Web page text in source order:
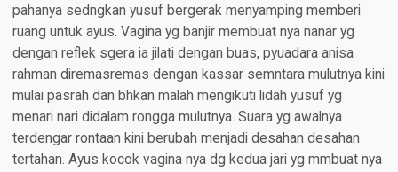
pahanya sedngkan yusuf bergerak menyamping memberi
ruang untuk ayus. Vagina yg banjir membuat nya nanar yg
dengan reflek sgera ia jilati dengan buas, pyuadara anisa
rahman diremasremas dengan kassar semntara mulutnya kini
mulai pasrah dan bhkan malah mengikuti lidah yusuf yg
menari nari didalam rongga mulutnya. Suara yg awalnya
terdengar rontaan kini berubah menjadi desahan desahan
tertahan. Ayus kocok vagina nya dg kedua jari yg mmbuat nya